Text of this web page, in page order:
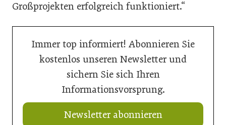
Großprojekten erfolgreich funktioniert.“
Immer top informiert! Abonnieren Sie
kostenlos unseren Newsletter und
sichern Sie sich Ihren
Informationsvorsprung.
Newsletter abonnieren